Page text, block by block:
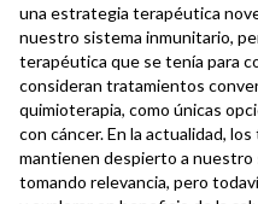
una estrategia terapéutica
nuestro sistema inmunitario,
terapéutica que se tenía para
consideran tratamientos
quimioterapia, como únicas
con cáncer. En la actualidad,
mantienen despierto a
tomando relevancia, pero